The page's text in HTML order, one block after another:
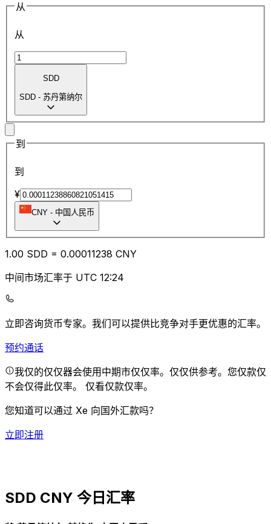
从
从
SDD
SDD - 苏丹第纳尔
到
到
¥
CNY - 中国人民币
1.00 SDD = 0.00011238 CNY
中间市场汇率于 UTC 12:24
立即咨询货币专家。 我们可以提供比竞争对手更优惠的汇率。
预约通话
我仅的仅仅器会使用中期市仅仅率。仅仅供参考。您仅款仅
不会仅得此仅率。 仅看仅款仅率。
您知道可以通过 Xe 向国外汇款吗？
立即注册
SDD CNY 今日汇率